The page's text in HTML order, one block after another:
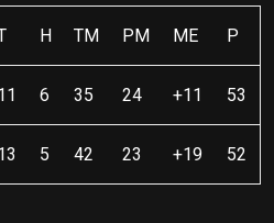
H TM PM ME P
6 35 24 +11 53
5 42 23 +19 52